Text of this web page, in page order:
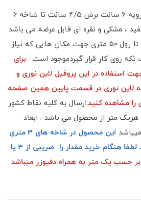
قاب لاینر نوری کد ۲۳ رویه ۶ سانت برش ۴/۵ سانت تا شاخه 6
، مشکی و نقره ای قابل عرضه می باشد
، طلق رویه امکان ارائه تا رول ۵۰ متری جهت مکان هایی که نیاز
روی کار قرار گیردموجود است . برای
استفاده در این پروفیل لاین نوری و
لاین نوری در قسمت پایین همین صفحه
را مشاهده کنید.ارسال به کلیه نقاط کشور
متر از محصول می باشد . ابعاد
این محصول در شاخه های 3 متری
و 6 متری عرضه میگردد لطفا هنگام خرید مقدار را ضریبی از 3 یا
حسب یک متر به همراه دفیوزر میباشد